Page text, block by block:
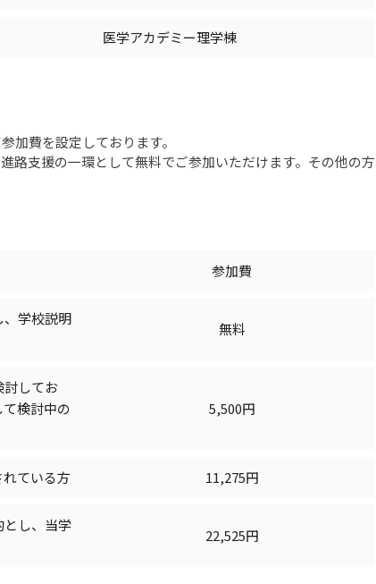
医学アカデミー理学棟
加費を設定しております。
路支援の一環として無料でご参加いただけます。その他の方
参加費
、学校説明
無料
討してお
検討中の
5,500円
ている方 11,275円
し、当学
22,525円